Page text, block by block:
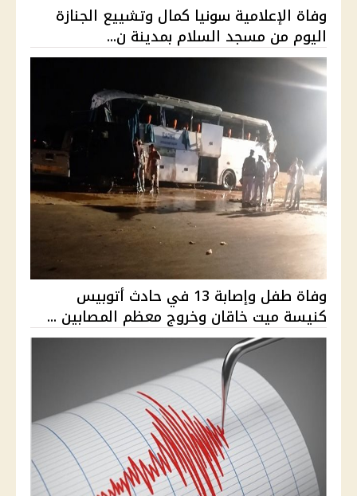
وفاة الإعلامية سونيا كمال وتشييع الجنازة
اليوم من مسجد السلام بمدينة ن...
وفاة طفل وإصابة 13 في حادث أتوبيس
كنيسة ميت خاقان وخروج معظم المصابين ...